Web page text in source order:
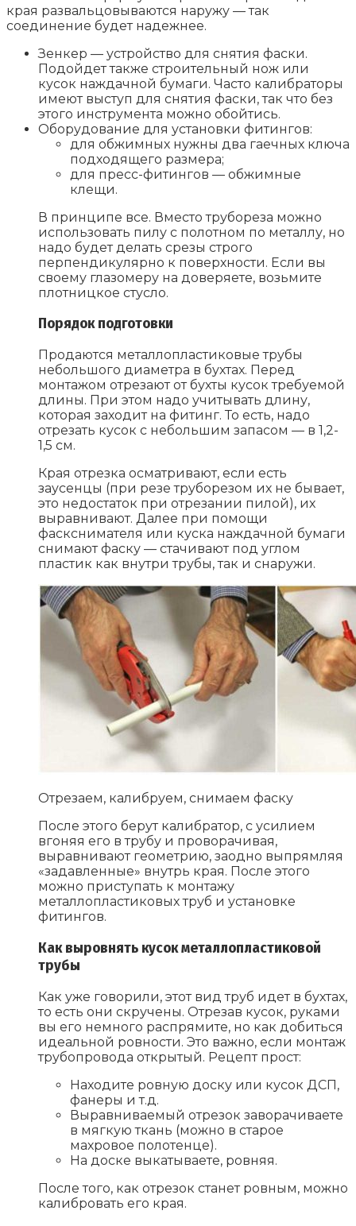
края развальцовываются наружу — так
соединение будет надежнее.
Зенкер — устройство для снятия фаски.
Подойдет также строительный нож или
кусок наждачной бумаги. Часто калибраторы
имеют выступ для снятия фаски, так что без
этого инструмента можно обойтись.
Оборудование для установки фитингов:
для обжимных нужны два гаечных ключа
подходящего размера;
для пресс-фитингов — обжимные
клещи.
В принципе все. Вместо трубореза можно
использовать пилу с полотном по металлу, но
надо будет делать срезы строго
перпендикулярно к поверхности. Если вы
своему глазомеру на доверяете, возьмите
плотницкое стусло.
Порядок подготовки
Продаются металлопластиковые трубы
небольшого диаметра в бухтах. Перед
монтажом отрезают от бухты кусок требуемой
длины. При этом надо учитывать длину,
которая заходит на фитинг. То есть, надо
отрезать кусок с небольшим запасом — в 1,2-
1,5 см.
Края отрезка осматривают, если есть
заусенцы (при резе труборезом их не бывает,
это недостаток при отрезании пилой), их
выравнивают. Далее при помощи
фаскснимателя или куска наждачной бумаги
снимают фаску — стачивают под углом
пластик как внутри трубы, так и снаружи.
Отрезаем, калибруем, снимаем фаску
После этого берут калибратор, с усилием
вгоняя его в трубу и проворачивая,
выравнивают геометрию, заодно выпрямляя
«задавленные» внутрь края. После этого
можно приступать к монтажу
металлопластиковых труб и установке
фитингов.
Как выровнять кусок металлопластиковой
трубы
Как уже говорили, этот вид труб идет в бухтах,
то есть они скручены. Отрезав кусок, руками
вы его немного распрямите, но как добиться
идеальной ровности. Это важно, если монтаж
трубопровода открытый. Рецепт прост:
Находите ровную доску или кусок ДСП,
фанеры и т.д.
Выравниваемый отрезок заворачиваете
в мягкую ткань (можно в старое
махровое полотенце).
На доске выкатываете, ровняя.
После того, как отрезок станет ровным, можно
калибровать его края.